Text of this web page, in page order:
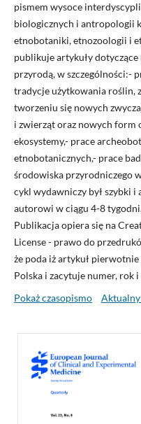
pismem wysoce
biologicznych i antropologii
etnobotaniki, etnozoologii i
publikuje artykuły dotyczące
przyrodą, w szczególności:-
tradycje użytkowania roślin,
tworzeniu się nowych
i zwierząt oraz nowych form
ekosystemy,- prace
etnobotanicznych,- prace
środowiska przyrodniczego
cykl wydawniczy był szybki i
autorowi w ciągu 4-8
Publikacja opiera się na
License - prawo do
że poda iż artykuł
Polska i zacytuje numer, rok
Pokaż czasopismo